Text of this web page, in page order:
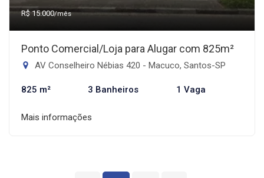
R$ 15.000/mês
Ponto Comercial/Loja para Alugar com 825m²
AV Conselheiro Nébias 420 - Macuco, Santos-SP
825 m² 3 Banheiros 1 Vaga
Mais informações